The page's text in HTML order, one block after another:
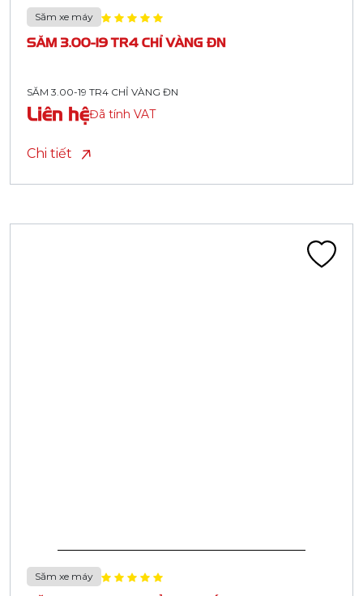
Săm xe máy
SĂM 3.00-19 TR4 CHỈ VÀNG ĐN
SĂM 3.00-19 TR4 CHỈ VÀNG ĐN
Liên hệĐã tính VAT
Chi tiết
Săm xe máy